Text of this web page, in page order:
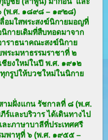
(พ.ศ. ๑๘๙๘ – ๑๙๒๘)
อมใสพระสงฆ์นิกายมอญที่
นิกายเดิมที่สืบทอดมาจาก
าราธนาคณะสงฆ์นิกาย
ระมหาธรรมราชาที่ ๒
ยงใหม่ในปี พ.ศ. ๑๙๑๒
กรูปให้บวชใหม่ในนิกาย
งแกน รัชกาลที่ ๘ (พ.ศ.
ละบริวาร ได้เดินทางไป
ะภาษาบาลีที่ประเทศศรี
มพาหุที่ ๖ (พ.ศ. ๑๙๕๕ –